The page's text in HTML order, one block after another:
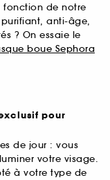
fonction de notre
anti-âge,
? On essaie le
boue Sephora
pour
de jour : vous
votre visage.
à votre type de